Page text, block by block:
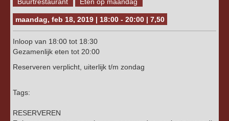
maandag, feb 18, 2019 | 18:00 - 20:00 | 7,50
Inloop van 18:00 tot 18:30
Gezamenlijk eten tot 20:00
Reserveren verplicht, uiterlijk t/m zondag
Tags:
RESERVEREN